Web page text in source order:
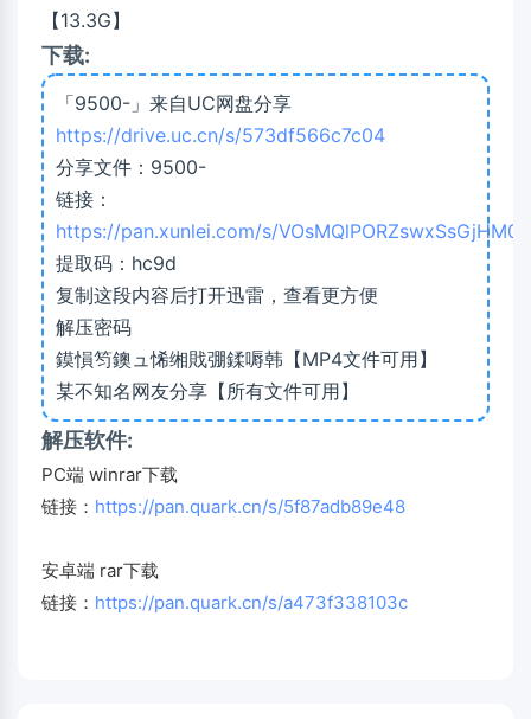
下载:
「9500-」来自UC网盘分享
https://drive.uc.cn/s/573df566c7c04
分享文件：9500-
链接：
https://pan.xunlei.com/s/
提取码：hc9d
复制这段内容后打开迅雷，查看更方便
解压密码
鏌愪笉鐭ュ悕缃戝弸鍒嗕韩【MP4文件可用】
某不知名网友分享【所有文件可用】
解压软件:
PC端 winrar下载
链接： https://pan.quark.cn/s/5f87adb89e48
安卓端 rar下载
链接： https://pan.quark.cn/s/a473f338103c